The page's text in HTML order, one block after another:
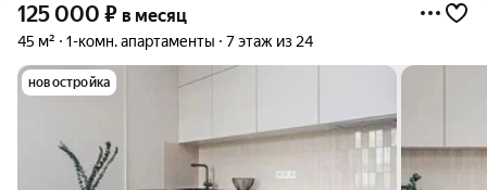
125 000 ₽ в месяц
45 м² 1-комн. апартаменты 7 этаж из 24
новостройка